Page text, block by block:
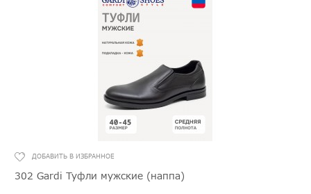
302 Gardi Туфли мужские (наппа)